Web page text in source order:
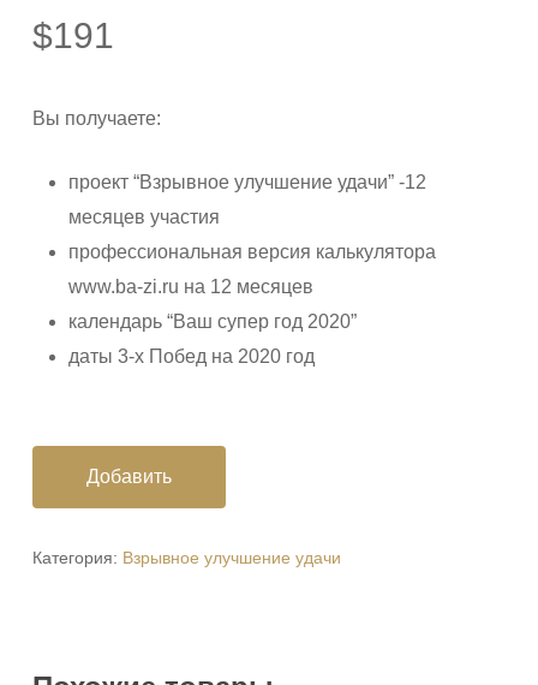
$191
Вы получаете:
проект “Взрывное улучшение удачи” -12
месяцев участия
профессиональная версия калькулятора
www.ba-zi.ru на 12 месяцев
календарь “Ваш супер год 2020”
даты 3-х Побед на 2020 год
Добавить
Категория: Взрывное улучшение удачи